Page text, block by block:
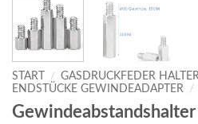
START / GASDRUCKFEDER
ENDSTÜCKE GEWINDEADAPTER /